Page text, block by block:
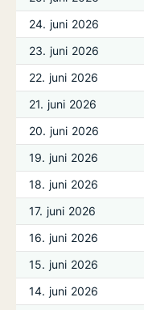
24. juni 2026
23. juni 2026
22. juni 2026
21. juni 2026
20. juni 2026
19. juni 2026
18. juni 2026
17. juni 2026
16. juni 2026
15. juni 2026
14. juni 2026